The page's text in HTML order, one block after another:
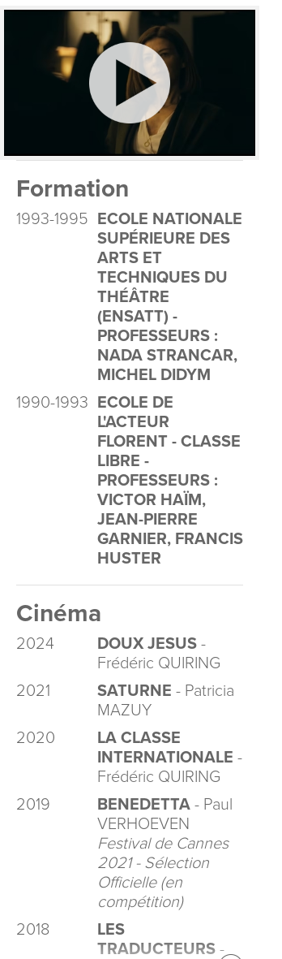
Formation
1993-1995 ECOLE NATIONALE
SUPÉRIEURE DES
ARTS ET
TECHNIQUES DU
THÉÂTRE
(ENSATT) -
PROFESSEURS :
NADA STRANCAR,
MICHEL DIDYM
1990-1993 ECOLE DE
L'ACTEUR
FLORENT - CLASSE
LIBRE -
PROFESSEURS :
VICTOR HAÏM,
JEAN-PIERRE
GARNIER, FRANCIS
HUSTER
Cinéma
2024 DOUX JESUS -
Frédéric QUIRING
2021
SATURNE - Patricia
MAZUY
2020
LA CLASSE
INTERNATIONALE -
Frédéric QUIRING
2019
BENEDETTA - Paul
VERHOEVEN
Festival de Cannes
2021 - Sélection
Officielle (en
compétition)
2018
LES
TRADUCTEURS -